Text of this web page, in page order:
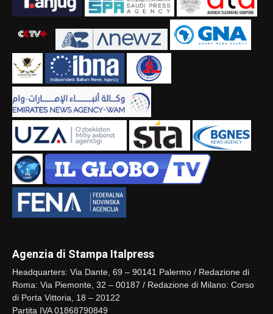
Agenzia di Stampa Italpress
Headquarters: Via Dante, 69 – 90141 Palermo / Redazione di
Roma: Via Piemonte, 32 – 00187 / Redazione di Milano: Corso
di Porta Vittoria, 18 – 20122
Partita IVA 01868790849